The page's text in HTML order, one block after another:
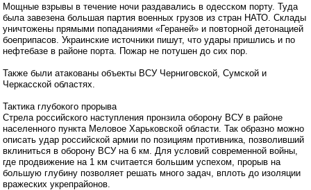
Мощные взрывы в течение ночи раздавались в одесском порту. Туда
была завезена большая партия военных грузов из стран НАТО. Склады
уничтожены прямыми попаданиями «Гераней» и повторной детонацией
боеприпасов. Украинские источники пишут, что удары пришлись и по
нефтебазе в районе порта. Пожар не потушен до сих пор.
Также были атакованы объекты ВСУ Черниговской, Сумской и
Черкасской областях.
Тактика глубокого прорыва
Стрела российского наступления пронзила оборону ВСУ в районе
населенного пункта Меловое Харьковской области. Так образно можно
описать удар российской армии по позициям противника, позволивший
вклиниться в оборону ВСУ на 6 км. Для условий современной войны,
где продвижение на 1 км считается большим успехом, прорыв на
большую глубину позволяет решать много задач, вплоть до изоляции
вражеских укрепрайонов.